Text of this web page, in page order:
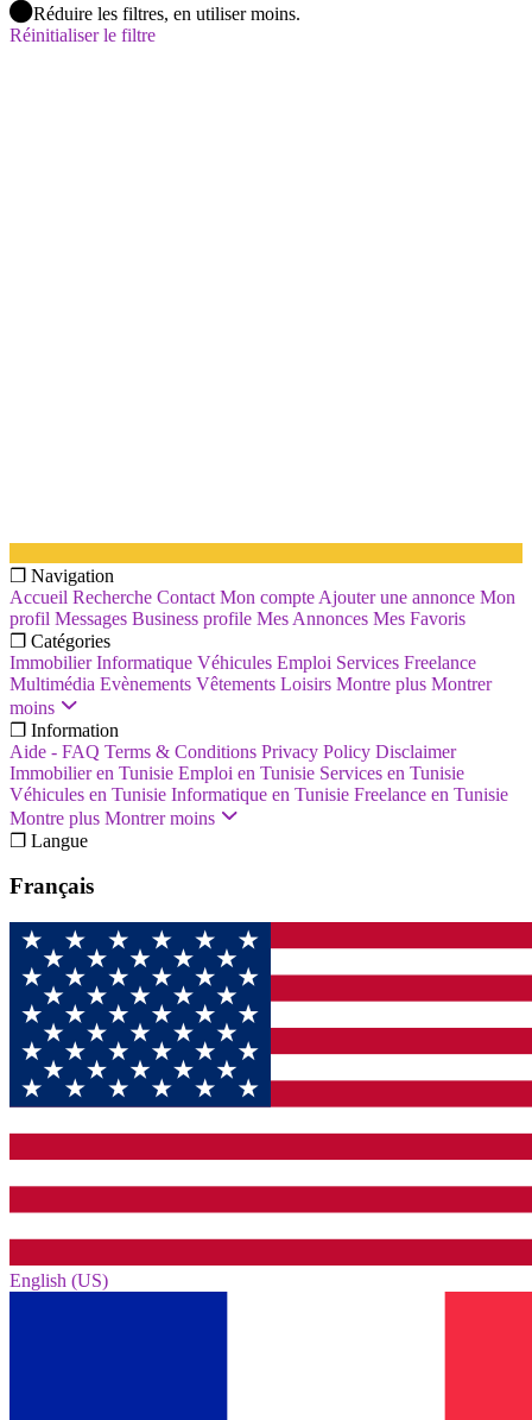
Réduire les filtres, en utiliser moins.
Réinitialiser le filtre
❐ Navigation
Accueil Recherche Contact Mon compte Ajouter une annonce Mon
profil Messages Business profile Mes Annonces Mes Favoris
❐ Catégories
Immobilier Informatique Véhicules Emploi Services Freelance
Multimédia Evènements Vêtements Loisirs Montre plus Montrer
moins
❐ Information
Aide - FAQ Terms & Conditions Privacy Policy Disclaimer
Immobilier en Tunisie Emploi en Tunisie Services en Tunisie
Véhicules en Tunisie Informatique en Tunisie Freelance en Tunisie
Montre plus Montrer moins
❐ Langue
Français
English (US)‎